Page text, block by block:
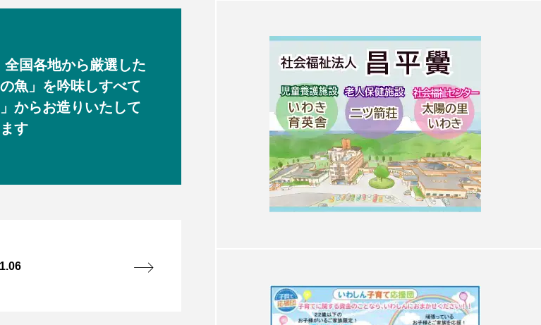
全国各地から厳選した
の魚」を吟味しすべて
」からお造りいたして
す